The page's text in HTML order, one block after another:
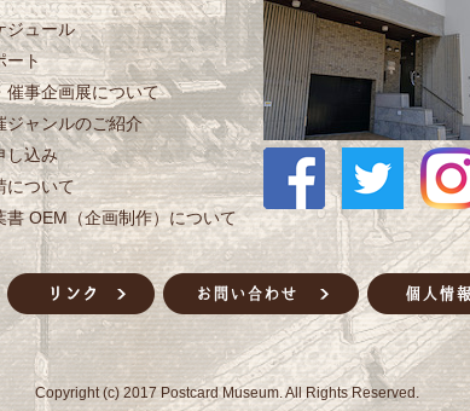
ジュール
ート
催事企画展について
ジャンルのご紹介
し込み
について
書 OEM（企画制作）について
Copyright (c) 2017 Postcard Museum. All Rights Reserved.